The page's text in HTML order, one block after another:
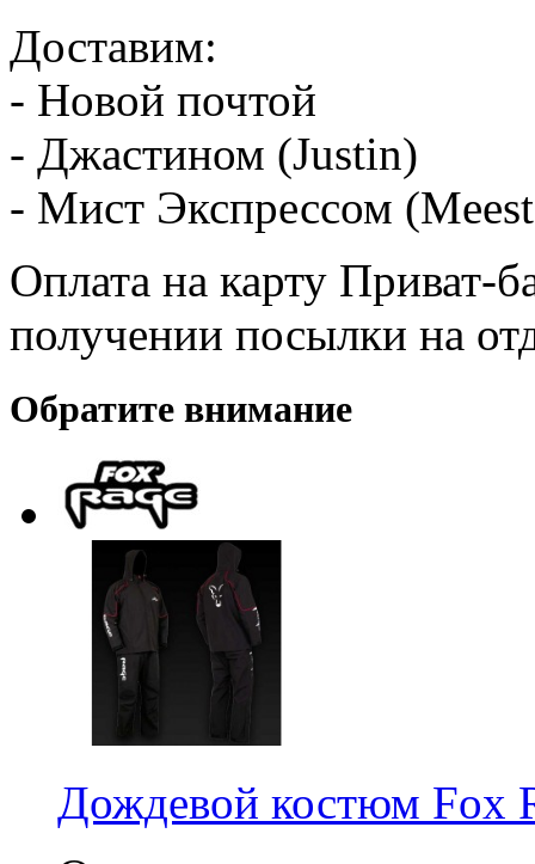
Доставим:
- Новой почтой
- Джастином (Justin)
- Мист Экспрессом
Оплата на карту Приват-
получении посылки на
Обратите внимание
Дождевой костюм Fox